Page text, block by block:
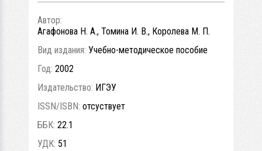
Автор:
Агафонова Н. А., Томина И. В., Королева М. П.
Вид издания: Учебно-методическое пособие
Год: 2002
Издательство: ИГЭУ
ISSN/ISBN: отсуствует
ББК: 22.1
УДК: 51